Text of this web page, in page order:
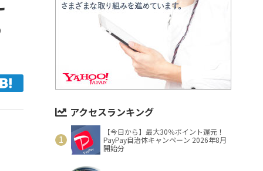
アクセスランキング
【今日から】最大30％ポイント還元！
PayPay自治体キャンペーン 2026年8月
開始分